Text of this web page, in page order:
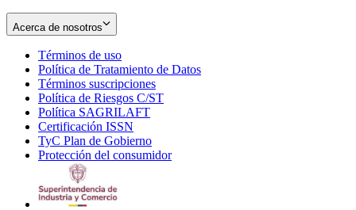
Acerca de nosotros
Términos de uso
in
new
window
Política de Tratamiento de Datos
Términos suscripciones
in
Política de Riesgos C/ST
Política SAGRILAFT
new
window
Certificación ISSN
in
new
TyC Plan de Gobierno
in
Protección del consumidorOpens